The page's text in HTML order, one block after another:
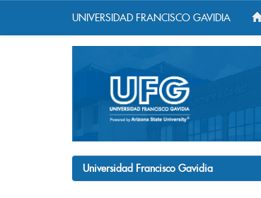
UNIVERSIDAD FRANCISCO GAVIDIA
Universidad Francisco Gavidia